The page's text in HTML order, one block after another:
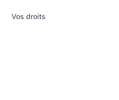
Vos droits